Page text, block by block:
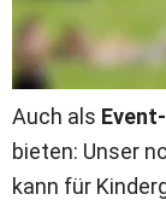
Auch als
bieten: Unser
kann für